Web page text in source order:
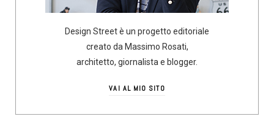
Design Street è un progetto editoriale
creato da Massimo Rosati,
architetto, giornalista e blogger.
VAI AL MIO SITO